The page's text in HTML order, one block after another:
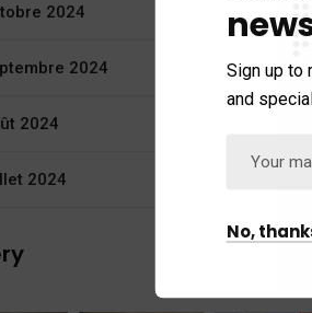
2024
2024
2024
2024
Sign up to
and
No,